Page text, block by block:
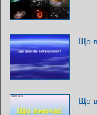
Що
Що